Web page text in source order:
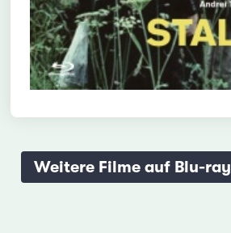
Weitere Filme auf Blu-ray